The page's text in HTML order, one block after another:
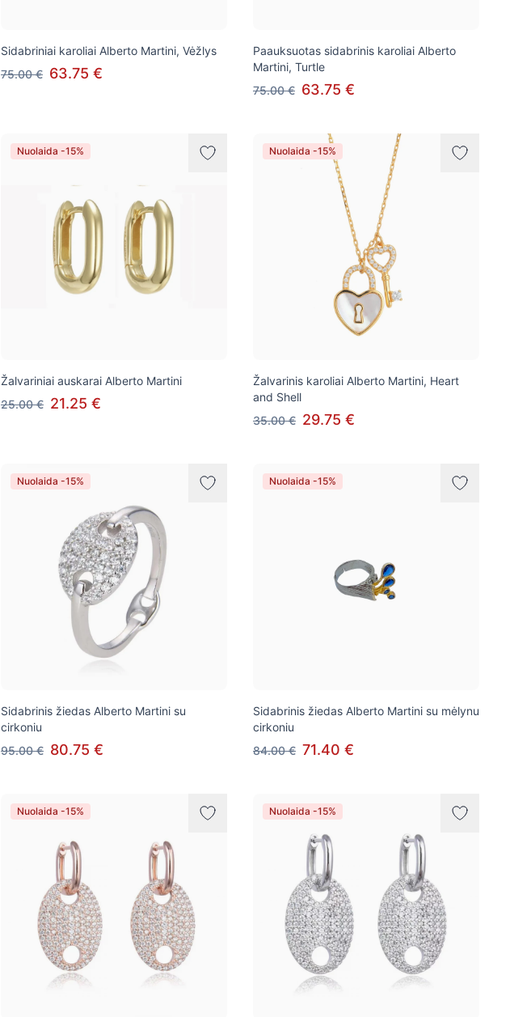
Sidabriniai karoliai Alberto Martini, Vėžlys
75.00 € 63.75 €
Paauksuotas sidabrinis karoliai Alberto
Martini, Turtle
75.00 € 63.75 €
Nuolaida -15%
Žalvariniai auskarai Alberto Martini
25.00 € 21.25 €
Nuolaida -15%
Žalvarinis karoliai Alberto Martini, Heart
and Shell
35.00 € 29.75 €
Nuolaida -15%
Sidabrinis žiedas Alberto Martini su
cirkoniu
95.00 € 80.75 €
Nuolaida -15%
Sidabrinis žiedas Alberto Martini su mėlynu
cirkoniu
84.00 € 71.40 €
Nuolaida -15% Nuolaida -15%